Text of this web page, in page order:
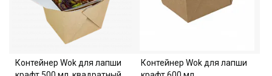
Контейнер Wok для лапши
Контейнер Wok для лапши